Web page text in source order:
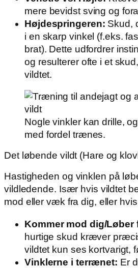
mere bevidst sving og
Højdespringeren: Skud,
i en skarp vinkel (f.eks.
brat). Dette udfordrer
og resulterer ofte i et
vildtet.
Nogle vinkler kan drille,
med fordel trænes.
Det løbende vildt (Hare og
Hastigheden og vinklen på
vildledende. Især hvis vildtet
mod eller væk fra dig, eller
Kommer mod dig/Løber
hurtige skud kræver
vildtet kun ses kortvarigt,
Vinklerne i terrænet: Er